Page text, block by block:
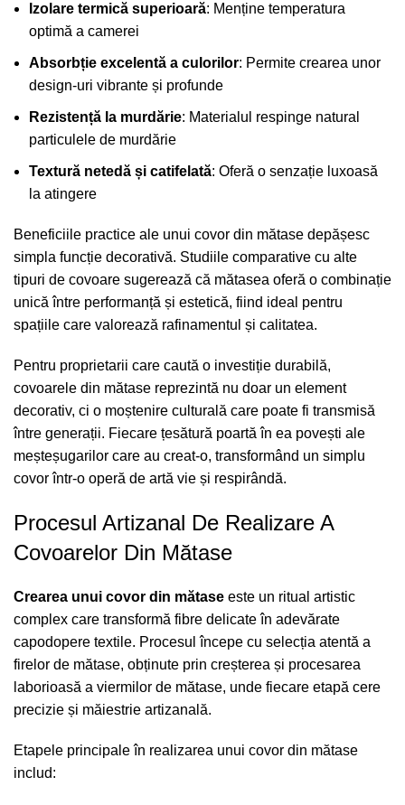
Izolare termică superioară: Menține temperatura
optimă a camerei
Absorbție excelentă a culorilor: Permite crearea unor
design-uri vibrante și profunde
Rezistență la murdărie: Materialul respinge natural
particulele de murdărie
Textură netedă și catifelată: Oferă o senzație luxoasă
la atingere
Beneficiile practice ale unui covor din mătase depășesc
simpla funcție decorativă. Studiile comparative cu alte
tipuri de covoare sugerează că mătasea oferă o combinație
unică între performanță și estetică, fiind ideal pentru
spațiile care valorează rafinamentul și calitatea.
Pentru proprietarii care caută o investiție durabilă,
covoarele din mătase reprezintă nu doar un element
decorativ, ci o moștenire culturală care poate fi transmisă
între generații. Fiecare țesătură poartă în ea povești ale
meșteșugarilor care au creat-o, transformând un simplu
covor într-o operă de artă vie și respirândă.
Procesul Artizanal De Realizare A
Covoarelor Din Mătase
Crearea unui covor din mătase este un ritual artistic
complex care transformă fibre delicate în adevărate
capodopere textile. Procesul începe cu selecția atentă a
firelor de mătase, obținute prin creșterea și procesarea
laborioasă a viermilor de mătase, unde fiecare etapă cere
precizie și măiestrie artizanală.
Etapele principale în realizarea unui covor din mătase
includ: